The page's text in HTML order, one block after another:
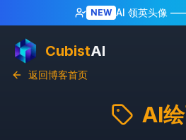
NEW AI 领英头像 ——
CubistAI
返回博客首页
AI